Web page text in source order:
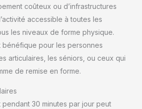
coûteux ou d’infrastructures
accessible à toutes les
les niveaux de forme physique.
bénéfique pour les personnes
articulaires, les séniors, ou ceux qui
de remise en forme.
pendant 30 minutes par jour peut